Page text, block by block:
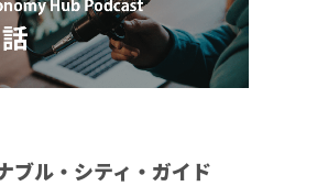
ブル・シティ・ガイド